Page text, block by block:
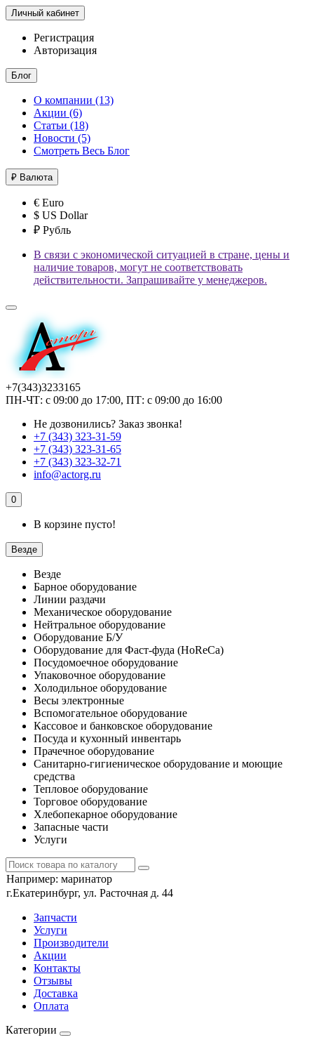
Личный кабинет
Регистрация
Авторизация
Блог
О компании (13)
Акции (6)
Статьи (18)
Новости (5)
Смотреть Весь Блог
₽ Валюта
€ Euro
$ US Dollar
₽ Рубль
В связи с экономической ситуацией в стране, цены и
наличие товаров, могут не соответствовать
действительности. Запрашивайте у менеджеров.
+7(343)3233165
ПН-ЧТ: с 09:00 до 17:00, ПТ: с 09:00 до 16:00
Не дозвонились? Заказ звонка!
+7 (343) 323-31-59
+7 (343) 323-31-65
+7 (343) 323-32-71
info@actorg.ru
0
В корзине пусто!
Везде
Везде
Барное оборудование
Линии раздачи
Механическое оборудование
Нейтральное оборудование
Оборудование Б/У
Оборудование для Фаст-фуда (HoReCa)
Посудомоечное оборудование
Упаковочное оборудование
Холодильное оборудование
Весы электронные
Вспомогательное оборудование
Кассовое и банковское оборудование
Посуда и кухонный инвентарь
Прачечное оборудование
Санитарно-гигиеническое оборудование и моющие
средства
Тепловое оборудование
Торговое оборудование
Хлебопекарное оборудование
Запасные части
Услуги
Например: маринатор
г.Екатеринбург, ул. Расточная д. 44
Запчасти
Услуги
Производители
Акции
Контакты
Отзывы
Доставка
Оплата
Категории